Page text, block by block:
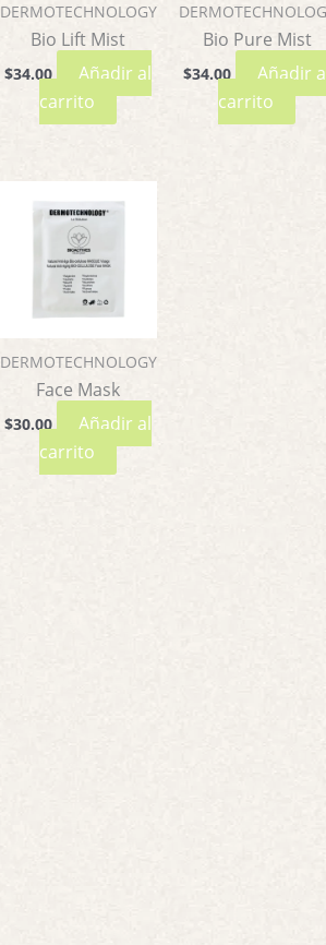
DERMOTECHNOLOGY
Bio Lift Mist
$34.00
Añadir al
carrito
Bio Pure Mist
$34.00
Añadir
carrito
DERMOTECHNOLOGY
Face Mask
$30.00
Añadir al
carrito